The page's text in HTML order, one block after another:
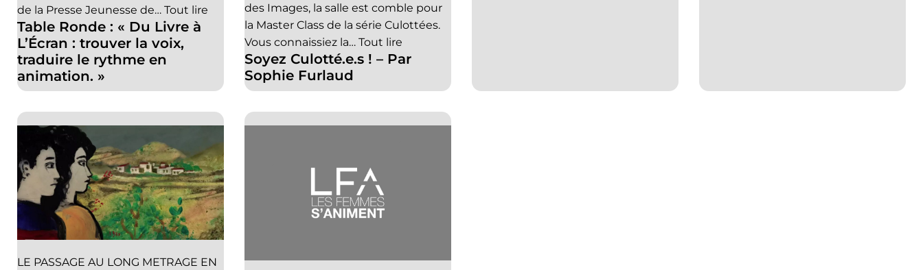
Table Ronde : « Du Livre à
L’Écran : trouver la voix,
traduire le rythme en
animation. »
de la Presse Jeunesse de… Tout lire
Soyez Culotté.e.s ! – Par
Sophie Furlaud
des Images, la salle est comble pour
la Master Class de la série Culottées.
Vous connaissiez la… Tout lire
LE PASSAGE AU LONG METRAGE EN